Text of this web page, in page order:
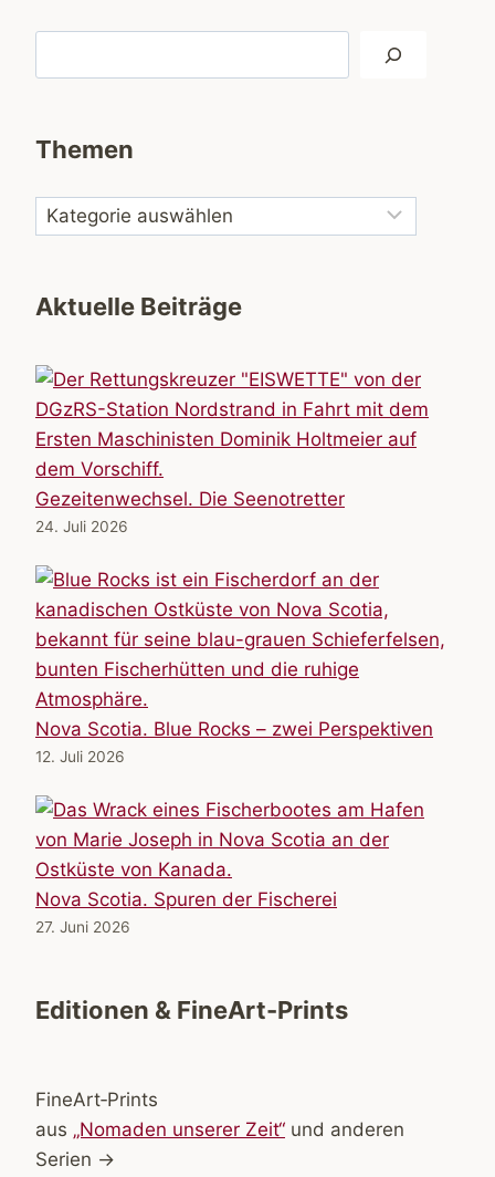
Themen
Aktuelle Beiträge
Gezeitenwechsel. Die Seenotretter
24. Juli 2026
Nova Scotia. Blue Rocks – zwei Perspektiven
12. Juli 2026
Nova Scotia. Spuren der Fischerei
27. Juni 2026
Editionen & FineArt-Prints
FineArt‑Prints
aus „Nomaden unserer Zeit“ und anderen
Serien →